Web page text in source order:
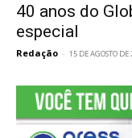
40 anos do
especial
Redação - 15 DE AGOSTO DE